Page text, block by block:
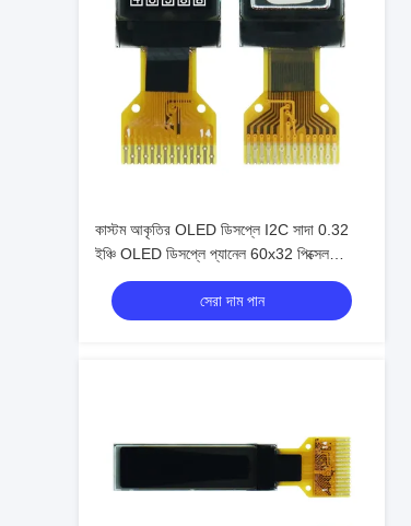
কাস্টম আকৃতির OLED ডিসপ্লে I2C সাদা 0.32
ইঞ্চি OLED ডিসপ্লে প্যানেল 60x32 পিক্সেল
ক্ষুদ্রতম 0.32" OLED
সেরা দাম পান